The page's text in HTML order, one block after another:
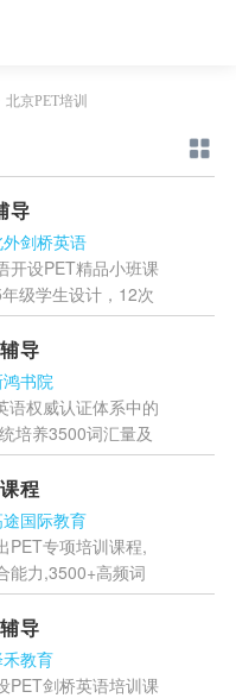
北京PET培训
导
剑桥英语
开设PET精品小班课
级学生设计，12次
力，帮助掌握3500
，顺利通过PET考
导
书院
语权威认证体系中的
培养3500词汇量及
小学高年级学生和
专业测试、个性化
...[详情]
程
国际教育
PET专项培训课程,
能力,3500+高频词
教联合授课,3-6个月
顺利通过剑桥英语
导
教育
PET剑桥英语培训课